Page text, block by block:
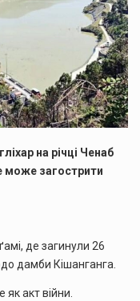
на річці Ченаб
може загострити
де загинули 26
дамби Кішанганга.
акт війни.